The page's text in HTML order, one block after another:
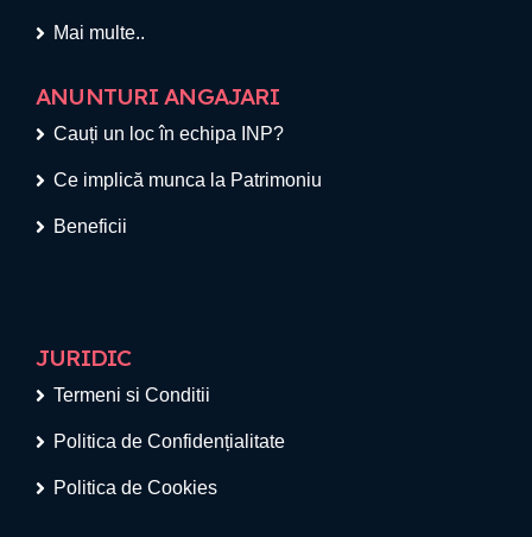
Mai multe..
ANUNTURI ANGAJARI
Cauți un loc în echipa INP?
Ce implică munca la Patrimoniu
Beneficii
JURIDIC
Termeni si Conditii
Politica de Confidențialitate
Politica de Cookies